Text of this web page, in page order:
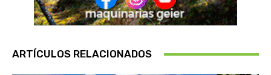
ARTÍCULOS RELACIONADOS